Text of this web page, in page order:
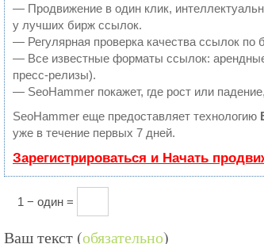
— Продвижение в один клик,
у лучших бирж ссылок.
— Регулярная проверка качества ссылок по
— Все известные форматы ссылок:
пресс-релизы).
— SeoHammer покажет, где рост или
SeoHammer еще предоставляет технологию
уже в течение первых 7 дней.
Зарегистрироваться и Начать
1 − один =
Ваш текст (обязательно)